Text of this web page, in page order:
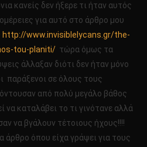
κανείς δεν ήξερε τι ήταν αυτός
για αυτό στο άρθρο μου
http://www.invisiblelycans.gr/the-
tou-planiti/τώρα όμως τα
άλλαξαν διότι δεν ήταν μόνο
παράξενοι σε όλους τους
από πολύ μεγάλο βάθος
καταλάβει το τι γινότανε αλλά
να βγάλουν τέτοιους ήχους!!!!
άρθρο όπου είχα γράψει για τους